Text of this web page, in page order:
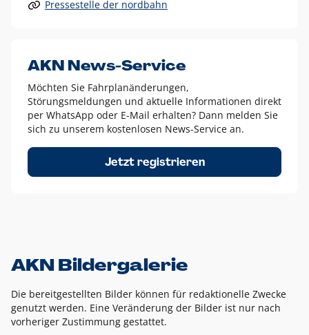
Alle anderen Logo-Varianten dürfen nur in Ausnahmefällen
Diese Ausnahmen sind zum Beispiel:
dem AKN Blau,
weißes Logo auf Fotohintergründen,
schwarzes Logo für reine Schwarz-Weiß-Umsetzungen
Um das Logo herum muss ein Schutzraum von jeweils einer
Höhe bzw. Breite des N aus AKN in alle Richtungen
Pressestelle der nordbahn
AKN News-Service
Möchten Sie Fahrplanänderungen,
Störungsmeldungen und aktuelle Informationen direkt
per WhatsApp oder E-Mail erhalten? Dann melden Sie
sich zu unserem kostenlosen News-Service an.
Jetzt registrieren
AKN Bildergalerie
Die bereitgestellten Bilder können für redaktionelle Zwecke
genutzt werden. Eine Veränderung der Bilder ist nur nach
vorheriger Zustimmung gestattet.